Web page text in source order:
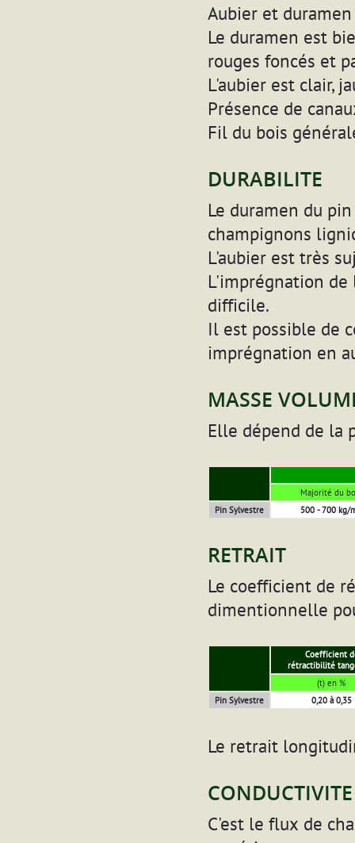
Aubier et
Le duramen est
rouges foncés et
L'aubier est clair,
Présence de
Fil du bois
DURABILITE
Le duramen du
champignons
L'aubier est très
L'imprégnation
difficile.
Il est possible de
imprégnation en
MASSE
Elle dépend de la
Majorité du
Pin Sylvestre
500 - 700 kg/
RETRAIT
Le coefficient de
dimentionnelle
Coefficient
rétractibilité
(t) en %
Pin Sylvestre
0,20 à 0,35
Le retrait
C'est le flux de